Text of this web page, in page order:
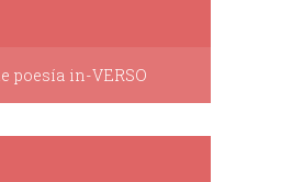
poesía in-VERSO